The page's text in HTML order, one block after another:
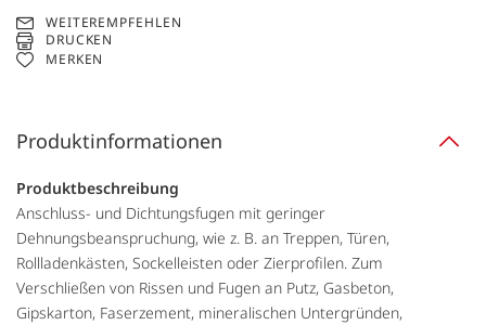
WEITEREMPFEHLEN
DRUCKEN
MERKEN
Produktinformationen
Produktbeschreibung
Anschluss- und Dichtungsfugen mit geringer
Dehnungsbeanspruchung, wie z. B. an Treppen, Türen,
Rollladenkästen, Sockelleisten oder Zierprofilen. Zum
Verschließen von Rissen und Fugen an Putz, Gasbeton,
Gipskarton, Faserzement, mineralischen Untergründen,